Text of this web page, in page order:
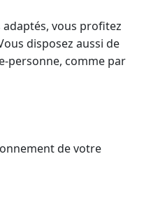
adaptés, vous profitez
disposez aussi de
personne, comme par
de votre